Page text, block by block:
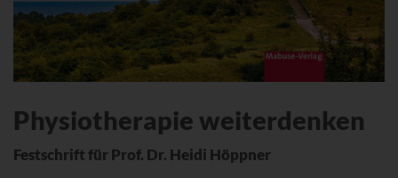
Physiotherapie weiterdenken
Festschrift für Prof. Dr. Heidi Höppner